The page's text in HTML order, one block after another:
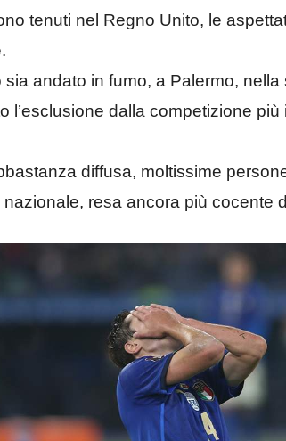
tenuti nel Regno Unito, le
andato in fumo, a Palermo, nella
l’esclusione dalla competizione più
diffusa, moltissime
nazionale, resa ancora più cocente